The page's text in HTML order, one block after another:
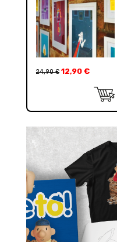
24,90€ 12,90 €